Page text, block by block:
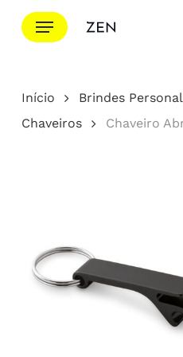
para
principal
Menu
Cotação
Início Brindes
Chaveiros
Chaveiro